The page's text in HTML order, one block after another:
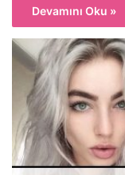
Devamını Oku »